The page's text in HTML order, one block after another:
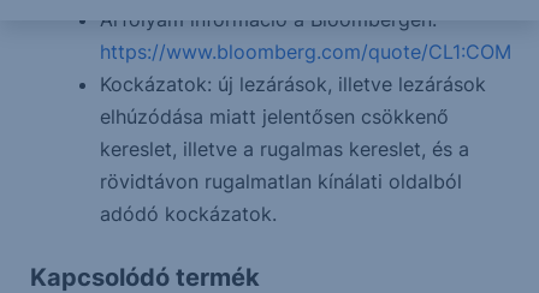
Árfolyam információ a Bloombergen:
https://www.bloomberg.com/quote/CL1:COM
Kockázatok: új lezárások, illetve lezárások
elhúzódása miatt jelentősen csökkenő
kereslet, illetve a rugalmas kereslet, és a
rövidtávon rugalmatlan kínálati oldalból
adódó kockázatok.
Kapcsolódó termék